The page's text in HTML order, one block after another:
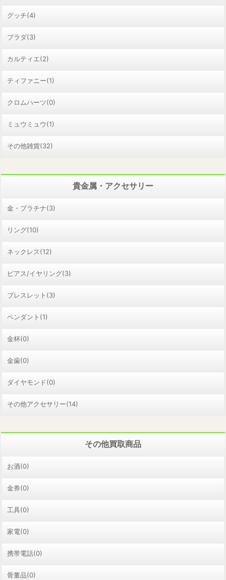
グッチ(4)
プラダ(3)
カルティエ(2)
ティファニー(1)
クロムハーツ(0)
ミュウミュウ(1)
その他雑貨(32)
貴金属・アクセサリー
金・プラチナ(3)
リング(10)
ネックレス(12)
ピアス/イヤリング(3)
ブレスレット(3)
ペンダント(1)
金杯(0)
金歯(0)
ダイヤモンド(0)
その他アクセサリー(14)
その他買取商品
お酒(0)
金券(0)
工具(0)
家電(0)
携帯電話(0)
骨董品(0)